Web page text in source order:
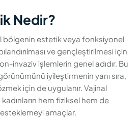
Nedir?
bölgenin estetik veya fonksiyonel
ve gençleştirilmesi için
invaziv işlemlerin genel adıdır. Bu
iyileştirmenin yanı sıra,
için de uygulanır. Vajinal
hem fiziksel hem de
amaçlar.